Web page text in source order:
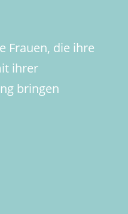
Frauen, die ihre
ihrer
bringen